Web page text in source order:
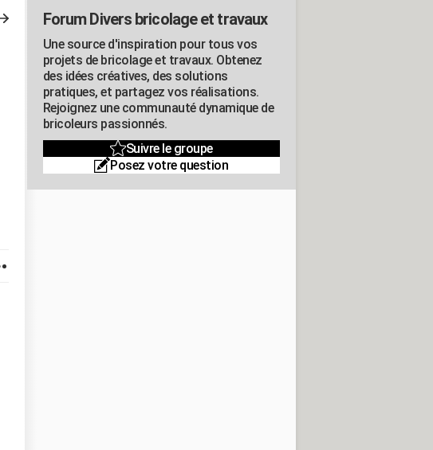
Forum Divers bricolage et travaux
Une source d'inspiration pour tous vos
projets de bricolage et travaux. Obtenez
des idées créatives, des solutions
pratiques, et partagez vos réalisations.
Rejoignez une communauté dynamique de
bricoleurs passionnés.
Suivre le groupe
Posez votre question